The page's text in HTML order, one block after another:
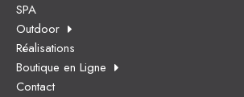
SPA
Outdoor
Réalisations
Boutique en Ligne
Contact